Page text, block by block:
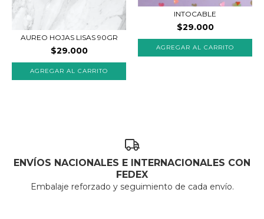
AUREO HOJAS LISAS 90GR
$29.000
INTOCABLE
$29.000
AGREGAR AL CARRITO
ENVÍOS NACIONALES E INTERNACIONALES CON
FEDEX
Embalaje reforzado y seguimiento de cada envío.